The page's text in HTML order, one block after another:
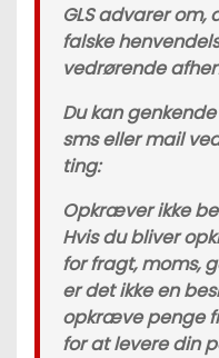
GLS advarer
falske
vedrørende
Du kan
sms eller mail
ting:
Opkræver ikke
Hvis du bliver
for fragt, moms,
er det ikke en
opkræve penge
for at levere din